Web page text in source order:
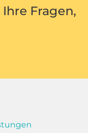
Fragen,